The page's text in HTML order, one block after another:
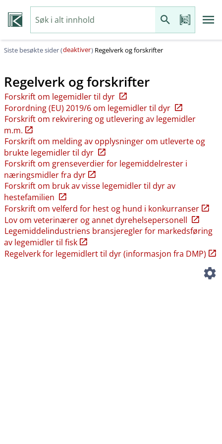
Siste besøkte sider (deaktiver) Regelverk og forskrifter
Regelverk og forskrifter
Forskrift om legemidler til dyr
Forordning (EU) 2019/6 om legemidler til dyr
Forskrift om rekvirering og utlevering av legemidler
m.m.
Forskrift om melding av opplysninger om utleverte og
brukte legemidler til dyr
Forskrift om grenseverdier for legemiddelrester i
næringsmidler fra dyr
Forskrift om bruk av visse legemidler til dyr av
hestefamilien
Forskrift om velferd for hest og hund i konkurranser
Lov om veterinærer og annet dyrehelsepersonell
Legemiddelindustriens bransjeregler for markedsføring
av legemidler til fisk
Regelverk for legemidlert til dyr (informasjon fra DMP)